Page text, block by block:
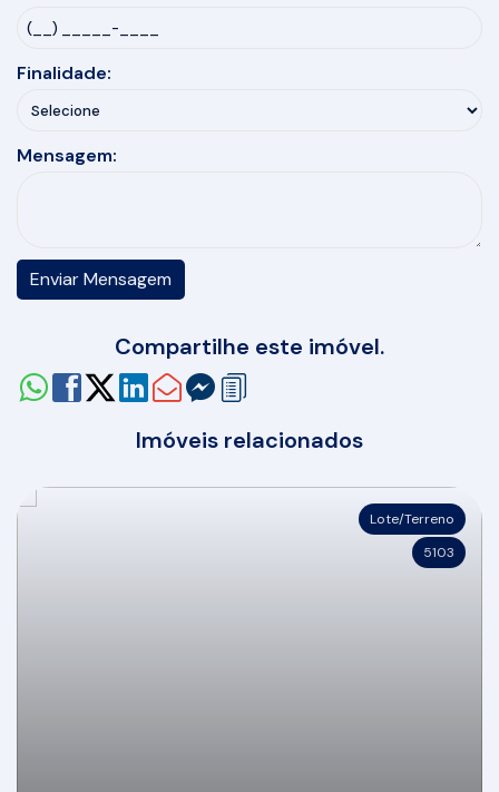
Finalidade:
Mensagem:
Compartilhe este imóvel.
Imóveis relacionados
Lote/Terreno
5103